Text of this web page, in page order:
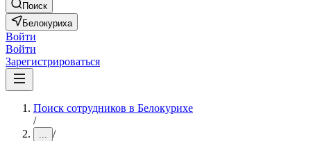
Поиск
Белокуриха
Войти
Войти
Зарегистрироваться
Поиск сотрудников в Белокурихе
/
... /